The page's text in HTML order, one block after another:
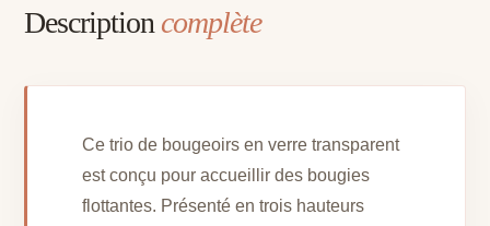
et
Description complète
Ce trio de bougeoirs en verre transparent
est conçu pour accueillir des bougies
flottantes. Présenté en trois hauteurs